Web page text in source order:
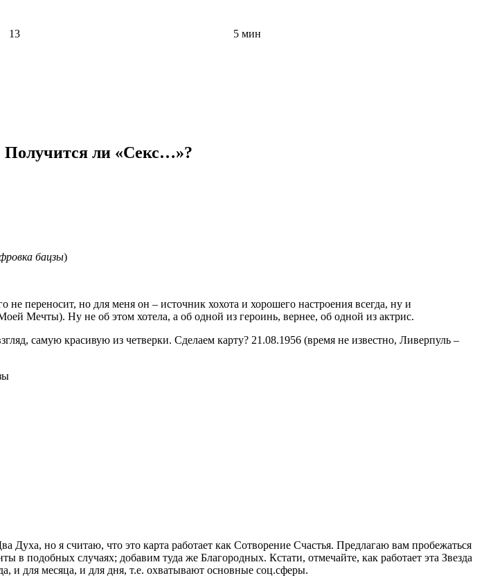
13 5 мин
Получится ли «Секс…»?
бацзы)
переносит, но для меня он – источник хохота и хорошего настроения всегда, ну и
Мечты). Ну не об этом хотела, а об одной из героинь, вернее, об одной из актрис.
самую красивую из четверки. Сделаем карту? 21.08.1956 (время не известно, Ливерпуль –
но я считаю, что это карта работает как Сотворение Счастья. Предлагаю вам пробежаться
в подобных случаях; добавим туда же Благородных. Кстати, отмечайте, как работает эта Звезда
и для месяца, и для дня, т.е. охватывают основные соц.сферы.